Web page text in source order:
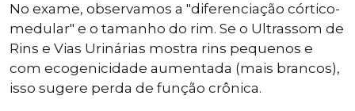
No exame, observamos a "diferenciação córtico-
medular" e o tamanho do rim. Se o Ultrassom de
Rins e Vias Urinárias mostra rins pequenos e
com ecogenicidade aumentada (mais brancos),
isso sugere perda de função crônica.